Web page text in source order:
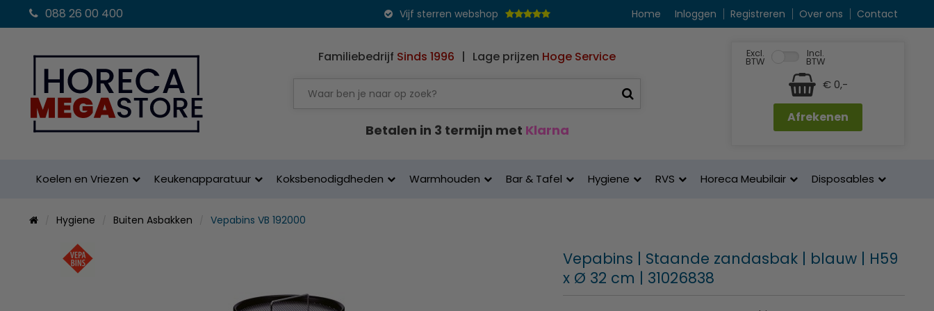
088 26 00 400 Vijf sterren webshop Home Inloggen Registreren Over ons Contact
Familiebedrijf Sinds 1996 | Lage prijzen Hoge Service
Betalen in 3 termijn met Klarna
Excl.
BTW
Incl.
BTW
€ 0,-
Afrekenen
Koelen en Vriezen Keukenapparatuur Koksbenodigdheden Warmhouden Bar & Tafel Hygiene RVS Horeca Meubilair Disposables
Hygiene Buiten Asbakken Vepabins VB 192000
Vepabins | Staande zandasbak | blauw | H59
x Ø 32 cm | 31026838